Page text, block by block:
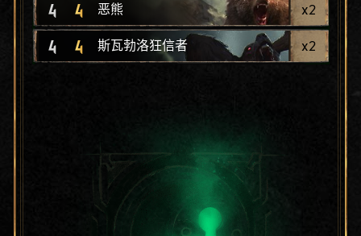
4 4 恶熊 x2
4 4 斯瓦勃洛狂信者 x2